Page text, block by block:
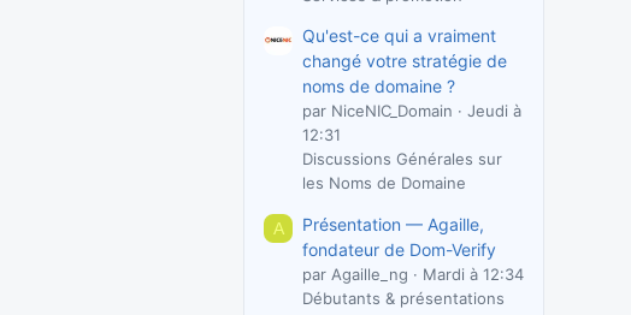
Qu'est-ce qui a vraiment
changé votre stratégie de
noms de domaine ?
par NiceNIC_Domain
Jeudi à
12:31
Discussions Générales sur
les Noms de Domaine
A
Présentation — Agaille,
fondateur de Dom-Verify
par Agaille_ng
Mardi à 12:34
Débutants & présentations